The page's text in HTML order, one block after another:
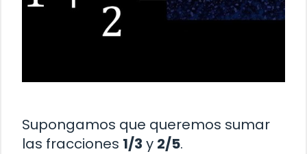
Supongamos que queremos sumar
las fracciones 1/3 y 2/5.